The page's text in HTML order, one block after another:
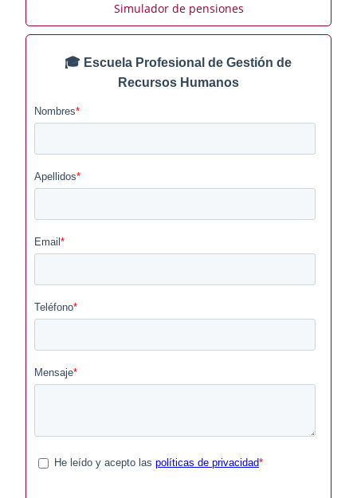
Simulador de pensiones